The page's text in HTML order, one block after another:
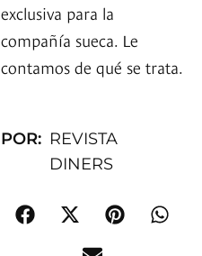
exclusiva para la
compañía sueca. Le
contamos de qué se trata.
POR: REVISTA
DINERS